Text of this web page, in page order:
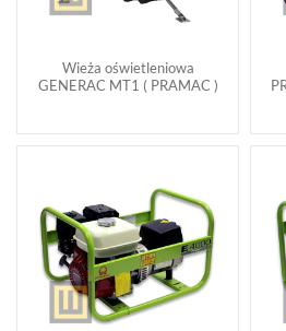
Wieża oświetleniowa
GENERAC MT1 ( PRAMAC )